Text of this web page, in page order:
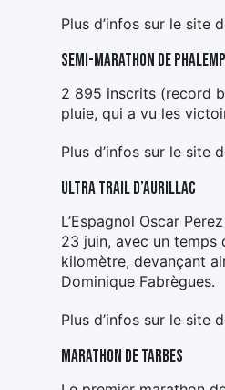
Plus d’infos sur le site
Semi-marathon de
2 895 inscrits (record
pluie, qui a vu les
Plus d’infos sur le site
Ultra Trail d’Aurillac
L’Espagnol Oscar
23 juin, avec un temps
kilomètre, devançant
Dominique Fabrègues.
Plus d’infos sur le site
Marathon de Tarbes